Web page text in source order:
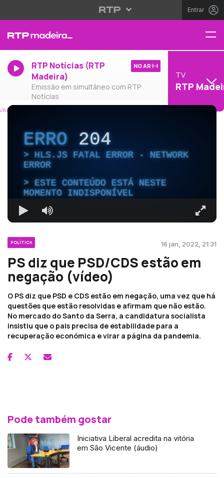
Entrar
RTP Notícias (RTP
Madeira)
Emissão em simultâneo com RTP
Notícias
NO AR
TV
RTP
ERRO204
HLS.JS FATAL ERROR - NETWORK
ERROR
ESTE CONTEÚDO ESTÁ NESTE
MOMENTO INDISPONÍVEL
POLÍTICA 16 jan, 2022, 21:31
PS diz que PSD/CDS estão em
negação (vídeo)
O PS diz que PSD e CDS estão em negação, uma vez que há
questões que estão resolvidas e afirmam que não estão.
No mercado do Santo da Serra, a candidatura socialista
insistiu que o pais precisa de estabilidade para a
recuperação económica e virar a página da pandemia.
Pode também gostar
Iniciativa Liberal acredita na vitória
em São Vicente (áudio)